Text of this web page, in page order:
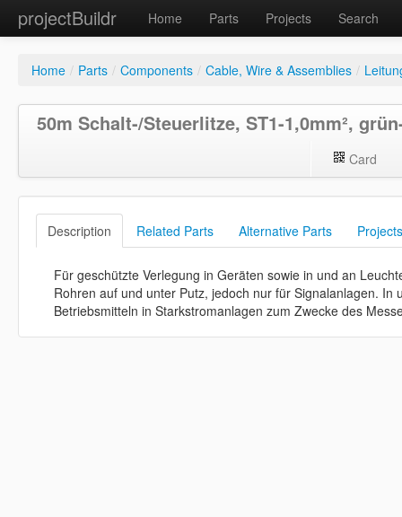
projectBuildr Home Parts Projects Search
Home / Parts / Components / Cable, Wire & Assemblies /
50m Schalt-/Steuerlitze, ST1-1,0mm²,
Card
Description Related Parts Alternative Parts Projects
Für geschützte Verlegung in Geräten sowie in und an
Rohren auf und unter Putz, jedoch nur für Signalanlagen. In
Betriebsmitteln in Starkstromanlagen zum Zwecke des